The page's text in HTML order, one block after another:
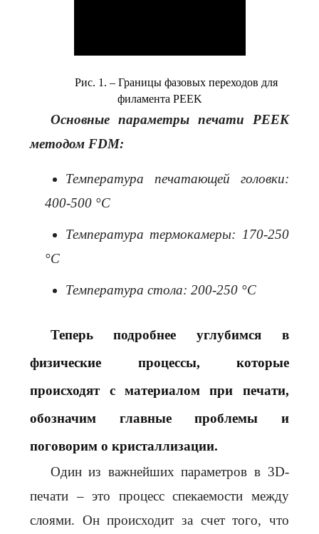
Рис. 1. – Границы фазовых переходов для
филамента PEEK
Основные параметры печати PEEK
методом FDM:
Температура печатающей головки:
400-500 °C
Температура термокамеры: 170-250
°C
Температура стола: 200-250 °C
Теперь подробнее углубимся в
физические процессы, которые
происходят с материалом при печати,
обозначим главные проблемы и
поговорим о кристаллизации.
Один из важнейших параметров в 3D-
печати – это процесс спекаемости между
слоями. Он происходит за счет того, что